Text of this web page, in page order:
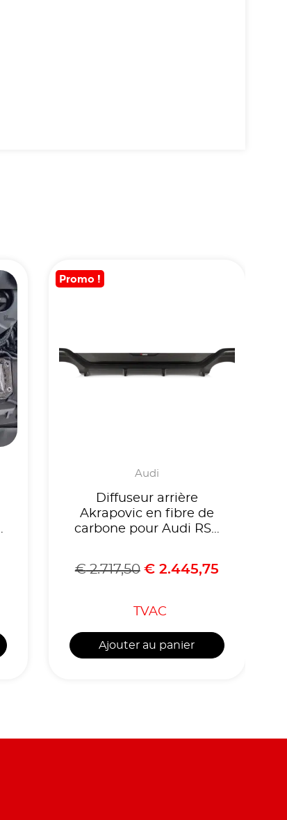
Promo !
Audi
Diffuseur arrière
Akrapovic en fibre de
carbone pour Audi RS6
€2.717,50 €2.445,75
TVAC
Ajouter au panier